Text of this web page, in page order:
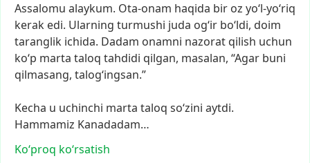
Assalomu alaykum. Ota-onam haqida bir oz yo‘l-yo‘riq
kerak edi. Ularning turmushi juda og‘ir bo‘ldi, doim
taranglik ichida. Dadam onamni nazorat qilish uchun
ko‘p marta taloq tahdidi qilgan, masalan, “Agar buni
qilmasang, talogʻingsan.”
Kecha u uchinchi marta taloq soʻzini aytdi.
Hammamiz Kanadadam…
Ko‘proq koʻrsatish